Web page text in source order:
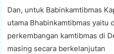
Dan, untuk Babinkamtibmas
utama Bhabinkamtibmas yaitu
perkembangan kamtibmas di
masing secara berkelanjutan